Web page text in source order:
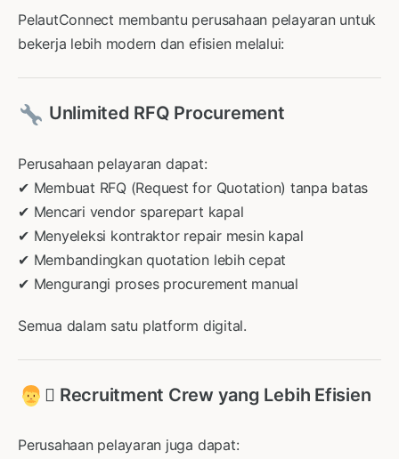
PelautConnect membantu perusahaan pelayaran untuk
bekerja lebih modern dan efisien melalui:
Unlimited RFQ Procurement
Perusahaan pelayaran dapat:
✔ Membuat RFQ (Request for Quotation) tanpa batas
✔ Mencari vendor sparepart kapal
✔ Menyeleksi kontraktor repair mesin kapal
✔ Membandingkan quotation lebih cepat
✔ Mengurangi proses procurement manual
Semua dalam satu platform digital.
‍✈ Recruitment Crew yang Lebih Efisien
Perusahaan pelayaran juga dapat: